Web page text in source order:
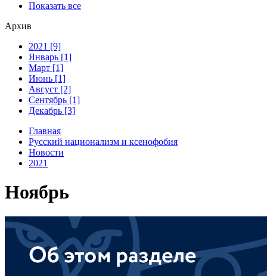
Показать все
Архив
2021 [9]
Январь [1]
Март [1]
Июнь [1]
Август [2]
Сентябрь [1]
Декабрь [3]
Главная
Русский национализм и ксенофобия
Новости
2021
Ноябрь